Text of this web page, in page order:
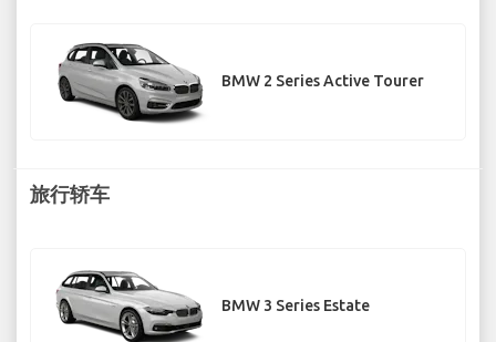
BMW 2 Series Active Tourer
旅行轿车
BMW 3 Series Estate